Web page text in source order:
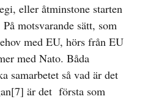
eller åtminstone starten
motsvarande sätt, som
med EU, hörs från EU
med Nato. Båda
samarbetet så vad är det
[7] är det första som